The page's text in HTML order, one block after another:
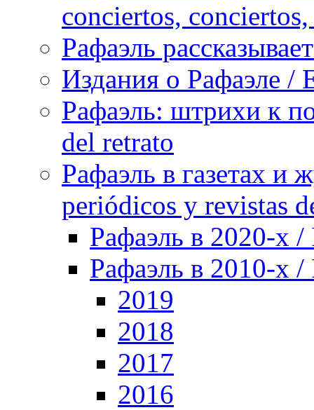
conciertos,
Рафаэль
Издания о Рафаэле /
Рафаэль: штрихи к
del retrato
Рафаэль в газетах и
periódicos y revistas
Рафаэль в 2020-х /
Рафаэль в 2010-х /
2019
2018
2017
2016